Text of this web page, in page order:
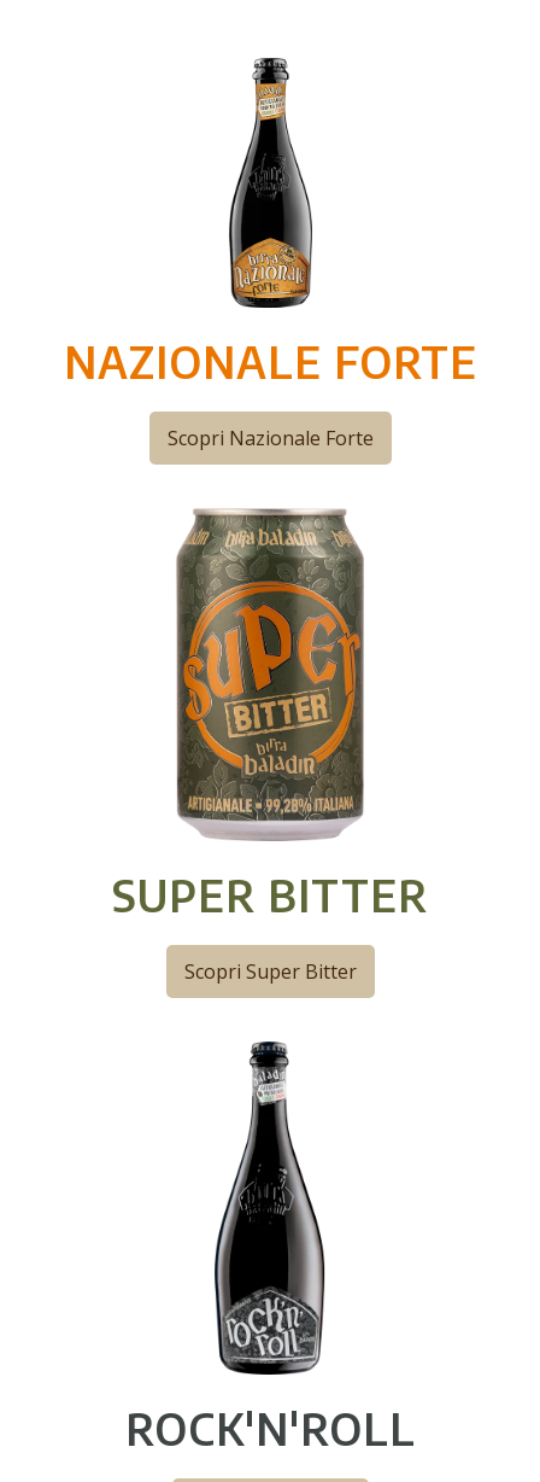
NAZIONALE FORTE
Scopri Nazionale Forte
SUPER BITTER
Scopri Super Bitter
ROCK'N'ROLL